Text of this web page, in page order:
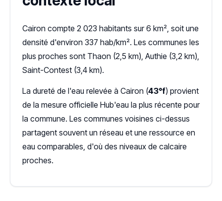
Cairon compte 2 023 habitants sur 6 km², soit une
densité d'environ 337 hab/km². Les communes les
plus proches sont Thaon (2,5 km), Authie (3,2 km),
Saint-Contest (3,4 km).
La dureté de l'eau relevée à Cairon (43°f) provient
de la mesure officielle Hub'eau la plus récente pour
la commune. Les communes voisines ci-dessus
partagent souvent un réseau et une ressource en
eau comparables, d'où des niveaux de calcaire
proches.